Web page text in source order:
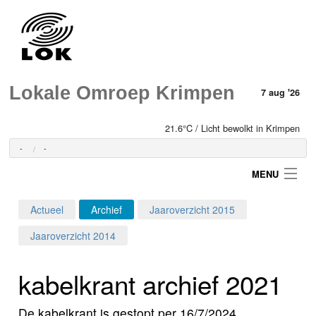
Lokale Omroep Krimpen 7 aug '26
21.6°C / Licht bewolkt in Krimpen
- -
MENU
Programma's
Actueel Archief
Jaaroverzicht 2015
Jaaroverzicht 2014
kabelkrant archief 2021